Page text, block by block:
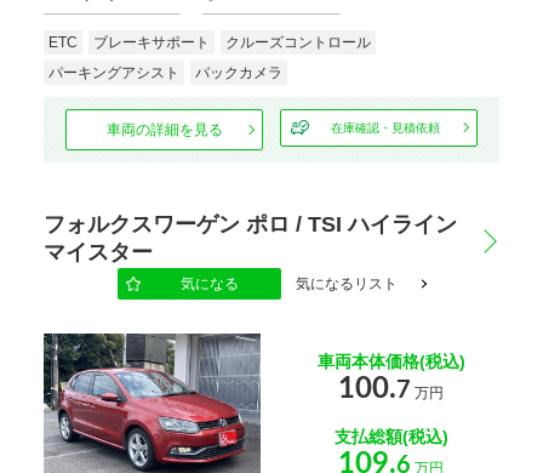
障害物センサー
エアバッグ
エアバッグ
エアバッグ
カーテン
フロントカメラ
サイドカメラ バックカメラ
全周囲カメラ
環境装備・福祉装備
アイドリング
ストップ
エコカー減税
ETC ブレーキサポート
クルーズコントロール
パーキングアシスト
バックカメラ
車両の詳細を見る 在庫確認・見積依頼
フォルクスワーゲン ポロ / TSI ハイライン
マイスター
気になる 気になるリスト
車両本体価格(税込)
100.7 万円
支払総額(税込)
109.6 万円